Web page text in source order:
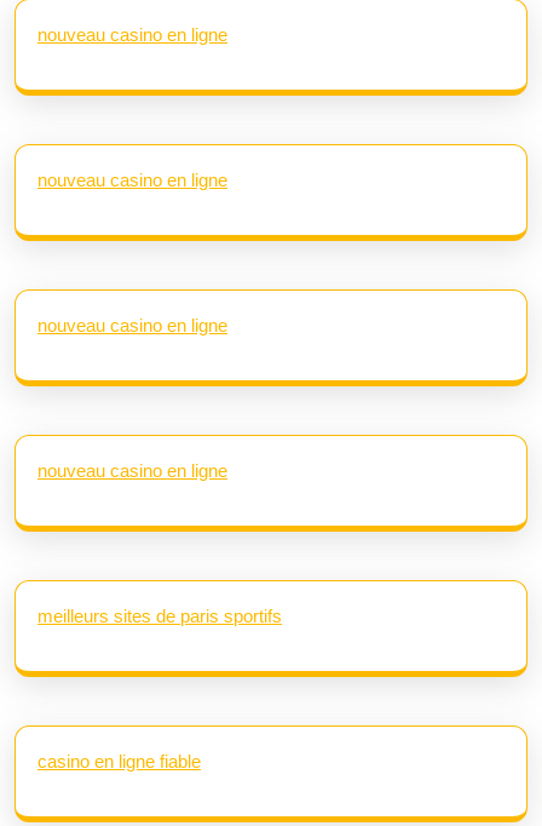
nouveau casino en ligne
nouveau casino en ligne
nouveau casino en ligne
nouveau casino en ligne
meilleurs sites de paris sportifs
casino en ligne fiable